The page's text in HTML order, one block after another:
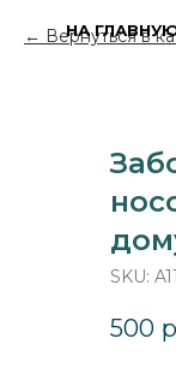
Вернуться в
SKU:
500
НА